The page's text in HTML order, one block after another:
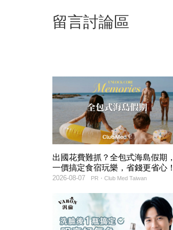
留言討論區
出國花費難抓？全包式海島假期，
一價搞定食宿玩樂，省錢更省心！
PR・Club Med Taiwan
2026-08-07